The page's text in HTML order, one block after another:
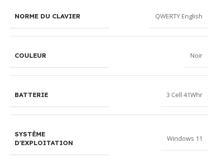
NORME DU CLAVIER QWERTY English
COULEUR Noir
BATTERIE 3 Cell 41Whr
SYSTÈME
D'EXPLOITATION
Windows 11